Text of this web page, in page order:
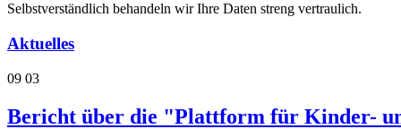
Selbstverständlich behandeln wir Ihre Daten streng vertraulich.
Aktuelles
09 03
Bericht über die "Plattform für Kinder-